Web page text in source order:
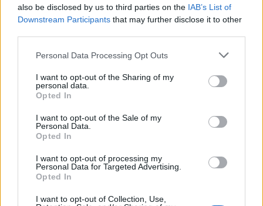
also be disclosed by us to third parties on the IAB’s List of
Downstream Participants that may further disclose it to other
Personal Data Processing Opt Outs
I want to opt-out of the Sharing of my
personal data.
Opted In
I want to opt-out of the Sale of my
Personal Data.
Opted In
I want to opt-out of processing my
Personal Data for Targeted Advertising.
Opted In
I want to opt-out of Collection, Use,
User
wundert mich gar nichts mehr. Es war gestern morgen
sogar so, dass mir fast
der Kaffee aus der Hand gefallen wäre. Die VTX und die F-
R haben ja mal so richtig aufgedreht. Und es passiert gar
nichts. Es werden
Spieler für immer aus dem Chat gebannt für gar nichts,
Beschimpfungen im Chat
bekomme ich Gott sei Dank nicht mehr mit, also nichts für
ungut. Es ist von Vorteil, nicht mehr mitlesen zu müssen.
26 Juni 2017